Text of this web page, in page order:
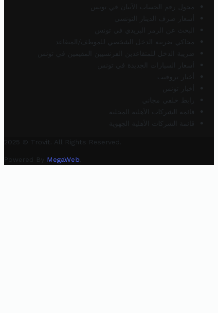
محول رقم الحساب الآيبان في تونس
أسعار صرف الدينار التونسي
البحث عن الرمز البريدي في تونس
محاكي ضريبة الدخل الشخصي للموظف/المتقاعد
ضريبة الدخل للمتقاعدين الفرنسيين المقيمين في تونس
أسعار السيارات الجديدة في تونس
أخبار تروفيت
أخبار تونس
رابط خلفي مجاني
قائمة الشركات الأهلية المحلية
قائمة الشركات الأهلية الجهوية
2025 © Trovit. All Rights Reserved.
Powered By MegaWeb